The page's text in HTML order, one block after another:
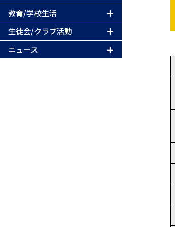
教育/学校生活
生徒会/クラブ活動
ニュース